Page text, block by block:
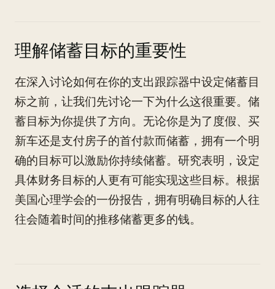
理解储蓄目标的重要性
在深入讨论如何在你的支出跟踪器中设定储蓄目
标之前，让我们先讨论一下为什么这很重要。储
蓄目标为你提供了方向。无论你是为了度假、买
新车还是支付房子的首付款而储蓄，拥有一个明
确的目标可以激励你持续储蓄。研究表明，设定
具体财务目标的人更有可能实现这些目标。根据
美国心理学会的一份报告，拥有明确目标的人往
往会随着时间的推移储蓄更多的钱。